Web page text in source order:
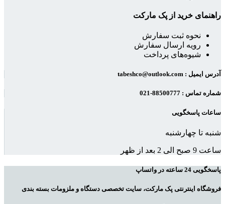
راهنمای خرید از پک مارکت
نحوه ثبت سفارش
رویه ارسال سفارش
شیوه‌های پرداخت
آدرس ایمیل : tabeshco@outlook.com
شماره تماس : 88500777-021
ساعات پاسخگویی
شنبه تا چهارشنبه
ساعت 9 صبح الی 2 بعد از ظهر
پاسخگویی 24 ساعته در واتساپ
فروشگاه اینترنتی پک مارکت، سایت تخصصی دستگاه و ملزومات بسته بندی